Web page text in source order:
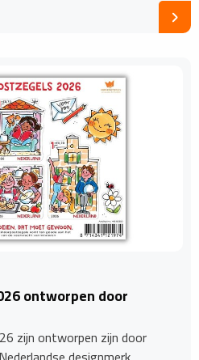
ontworpen door
zijn ontworpen zijn door